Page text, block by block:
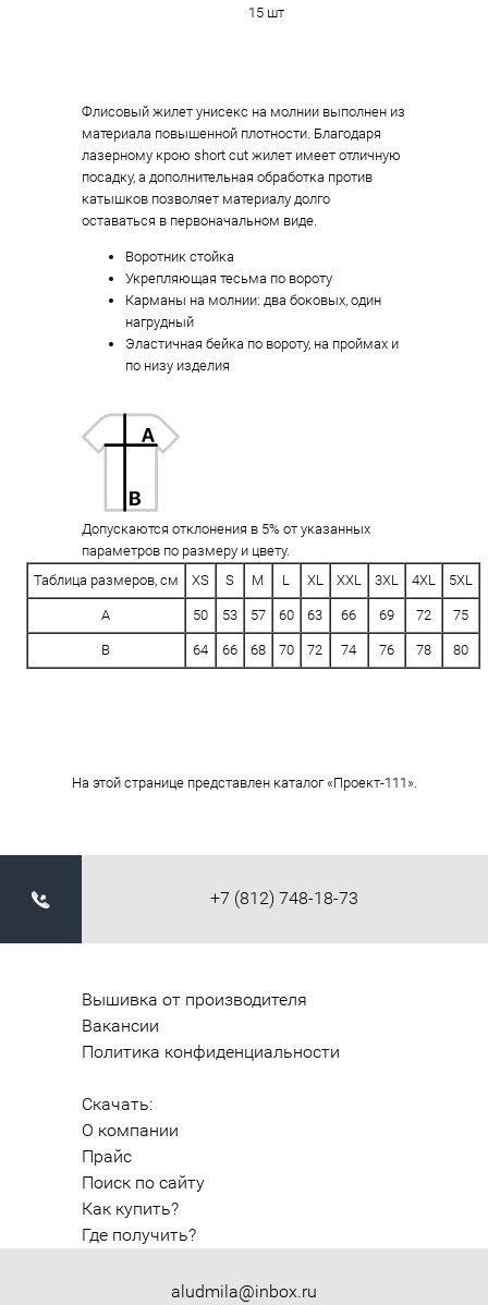
15 шт
Флисовый жилет унисекс на молнии выполнен из
материала повышенной плотности. Благодаря
лазерному крою short cut жилет имеет отличную
посадку, а дополнительная обработка против
катышков позволяет материалу долго
оставаться в первоначальном виде.
Воротник стойка
Укрепляющая тесьма по вороту
Карманы на молнии: два боковых, один
нагрудный
Эластичная бейка по вороту, на проймах и
по низу изделия
Допускаются отклонения в 5% от указанных
параметров по размеру и цвету.
Таблица размеров, см
XS S M L XL XXL 3XL 4XL 5XL
A 50 53 57 60 63 66 69 72 75
B 64 66 68 70 72 74 76 78 80
На этой странице представлен каталог «Проект-111».
+7 (812) 748-18-73
aludmila@inbox.ru
Вышивка от производителя
Вакансии
Политика конфиденциальности
Скачать:
О компании
Прайс
Поиск по сайту
Как купить?
Где получить?